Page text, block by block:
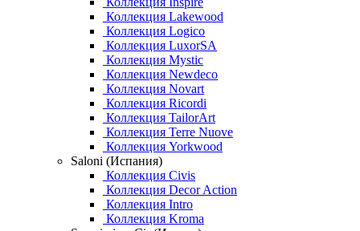
Коллекция Lakewood
Коллекция Logico
Коллекция LuxorSA
Коллекция Mystic
Коллекция Newdeco
Коллекция Novart
Коллекция Ricordi
Коллекция TailorArt
Коллекция Terre Nuove
Коллекция Yorkwood
Saloni (Испания)
Коллекция Civis
Коллекция Decor Action
Коллекция Intro
Коллекция Kroma